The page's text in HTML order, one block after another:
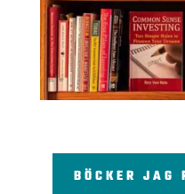
BÖCKER JAG